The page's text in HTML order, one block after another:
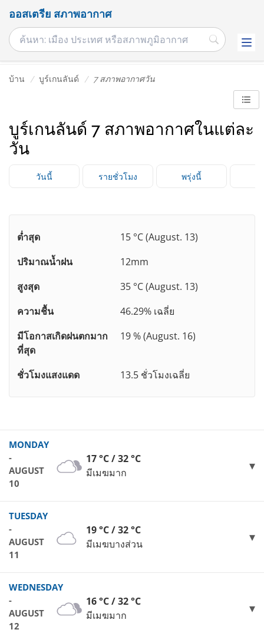
ออสเตรีย สภาพอากาศ
บ้าน บูร์เกนลันด์ 7 สภาพอากาศวัน
บูร์เกนลันด์ 7 สภาพอากาศในแต่ละ
วัน
วันนี้ รายชั่วโมง พรุ่งนี้
ต่ำสุด
15 °C (August. 13)
ปริมาณน้ำฝน
12mm
สูงสุด
35 °C (August. 13)
ความชื้น
46.29% เฉลี่ย
มีโอกาสเกิดฝนตกมาก
ที่สุด
19 % (August. 16)
ชั่วโมงแสงแดด 13.5 ชั่วโมงเฉลี่ย
MONDAY
-
AUGUST
10
17 °C / 32 °C
มีเมฆมาก
TUESDAY
-
AUGUST
11
19 °C / 32 °C
มีเมฆบางส่วน
WEDNESDAY
-
AUGUST
12
16 °C / 32 °C
มีเมฆมาก